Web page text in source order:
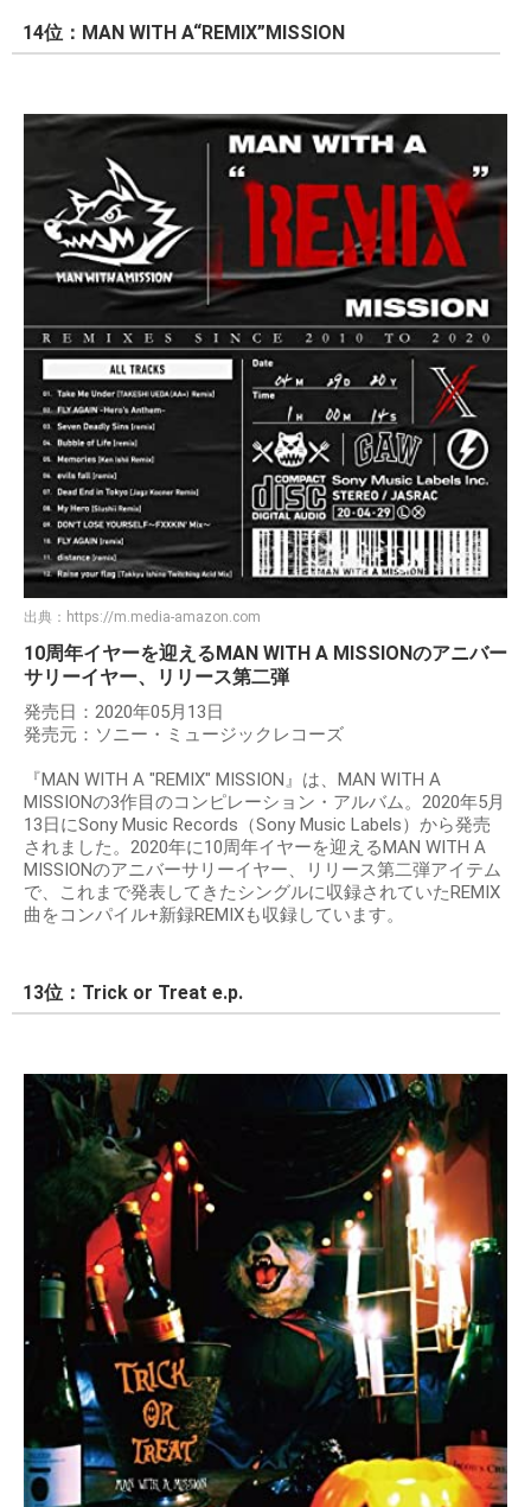
14位：MAN WITH A“REMIX”MISSION
出典： https://m.media-amazon.com
10周年イヤーを迎えるMAN WITH A MISSIONのアニバー
サリーイヤー、リリース第二弾
発売日：2020年05月13日
発売元：ソニー・ミュージックレコーズ
『MAN WITH A "REMIX" MISSION』は、MAN WITH A
MISSIONの3作目のコンピレーション・アルバム。2020年5月
13日にSony Music Records（Sony Music Labels）から発売
されました。2020年に10周年イヤーを迎えるMAN WITH A
MISSIONのアニバーサリーイヤー、リリース第二弾アイテム
で、これまで発表してきたシングルに収録されていたREMIX
曲をコンパイル+新録REMIXも収録しています。
13位：Trick or Treat e.p.